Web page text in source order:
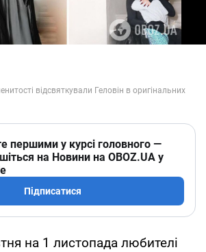
першими у курсі головного —
на Новини на OBOZ.UA у
Підписатися
на 1 листопада любителі